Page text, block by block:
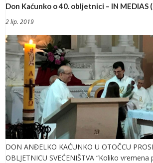
Don Kaćunko o 40. obljetnici – IN MEDIAS
2 lip. 2019
DON ANĐELKO KAĆUNKO U OTOČCU
OBLJETNICU SVEĆENIŠTVA “Koliko